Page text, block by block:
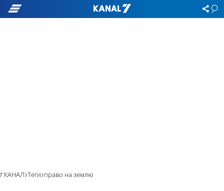
7 КАНАЛ Теги право на землю